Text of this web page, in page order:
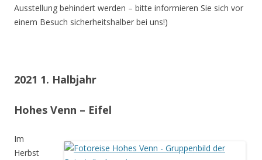
Ausstellung behindert werden – bitte informieren Sie sich vor
einem Besuch sicherheitshalber bei uns!)
2021 1. Halbjahr
Hohes Venn – Eifel
Im
Herbst